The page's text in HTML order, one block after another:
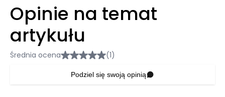
Opinie na temat
artykułu
Średnia ocena (1)
Podziel się swoją opinią